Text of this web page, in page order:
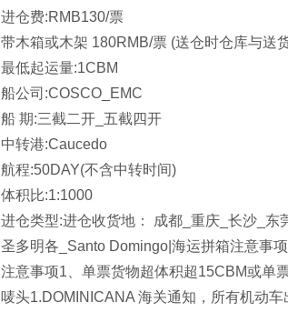
进仓费:RMB130/票
带木箱或木架 180RMB/票 (送仓时仓库与送
最低起运量:1CBM
船公司:COSCO_EMC
船 期:三截二开_五截四开
中转港:Caucedo
航程:50DAY(不含中转时间)
体积比:1:1000
进仓类型:进仓收货地： 成都_重庆_长沙_东
圣多明各_Santo Domingo|海运拼箱注意事
注意事项1、单票货物超体积超15CBM或单
唛头1.DOMINICANA 海关通知，所有机动